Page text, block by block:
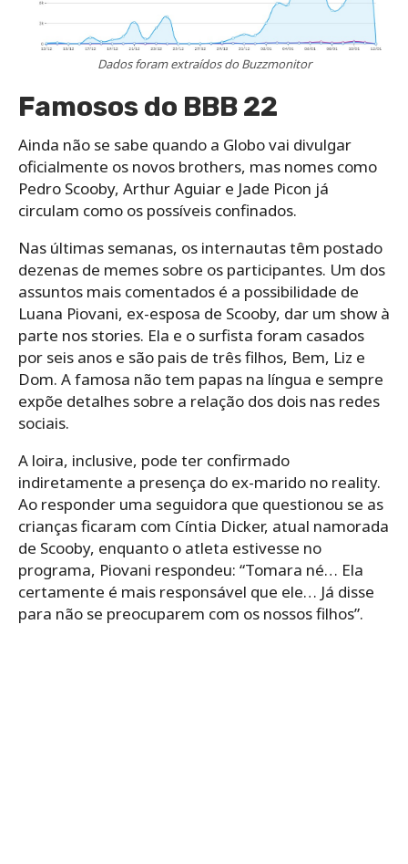
Dados foram extraídos do Buzzmonitor
Famosos do BBB 22
Ainda não se sabe quando a Globo vai divulgar
oficialmente os novos brothers, mas nomes como
Pedro Scooby, Arthur Aguiar e Jade Picon já
circulam como os possíveis confinados.
Nas últimas semanas, os internautas têm postado
dezenas de memes sobre os participantes. Um dos
assuntos mais comentados é a possibilidade de
Luana Piovani, ex-esposa de Scooby, dar um show à
parte nos stories. Ela e o surfista foram casados
por seis anos e são pais de três filhos, Bem, Liz e
Dom. A famosa não tem papas na língua e sempre
expõe detalhes sobre a relação dos dois nas redes
sociais.
A loira, inclusive, pode ter confirmado
indiretamente a presença do ex-marido no reality.
Ao responder uma seguidora que questionou se as
crianças ficaram com Cíntia Dicker, atual namorada
de Scooby, enquanto o atleta estivesse no
programa, Piovani respondeu: “Tomara né… Ela
certamente é mais responsável que ele… Já disse
para não se preocuparem com os nossos filhos”.